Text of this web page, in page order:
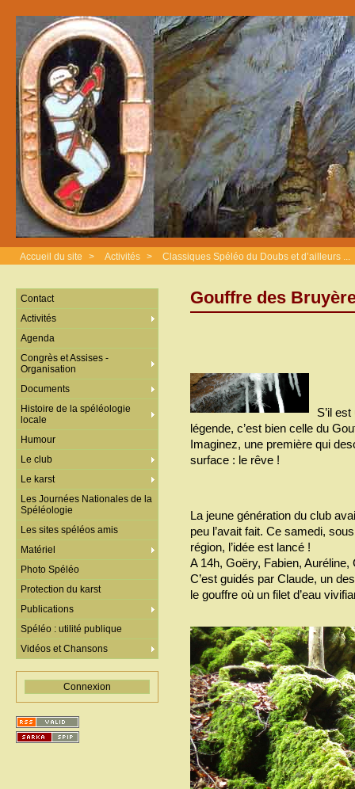
Accueil du site > Activités > Classiques Spéléo du Doubs et d’ailleurs ...
Gouffre des
S’il
légende, c’est bien celle du
Imaginez, une première qui
surface : le rêve !
La jeune génération du club
peu l’avait fait. Ce samedi,
région, l’idée est lancé !
A 14h, Goëry, Fabien,
C’est guidés par Claude, un
le gouffre où un filet d’eau
Contact
Activités
Agenda
Congrès et Assises -
Organisation
Documents
Histoire de la spéléologie
locale
Humour
Le club
Le karst
Les Journées Nationales de la
Spéléologie
Les sites spéléos amis
Matériel
Photo Spéléo
Protection du karst
Publications
Spéléo : utilité publique
Vidéos et Chansons
Connexion